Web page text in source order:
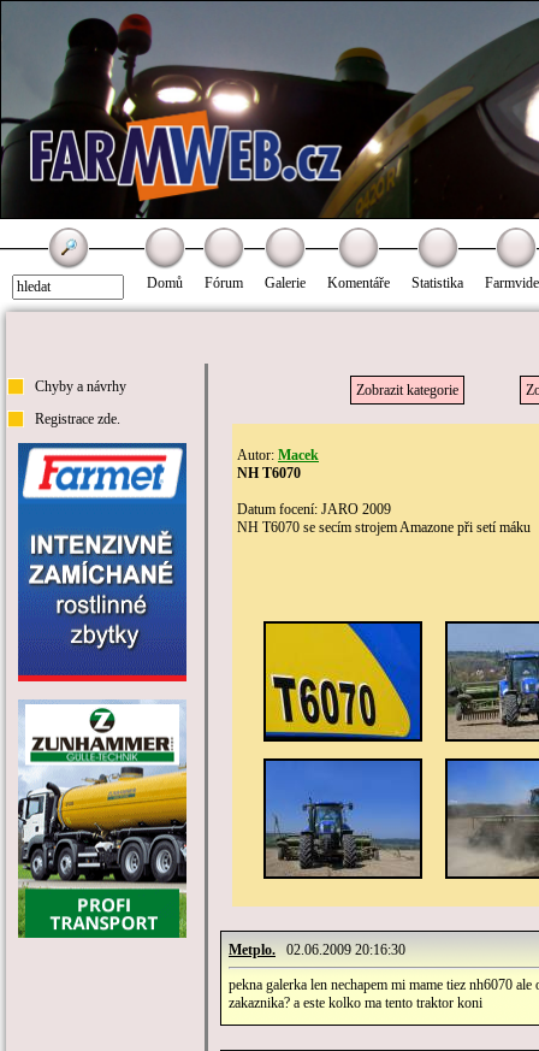
Domů Fórum Galerie Komentáře Statistika
Chyby a návrhy
Registrace zde.
Zobrazit kategorie
Autor: Macek
NH T6070
Datum focení: JARO 2009
NH T6070 se secím strojem Amazone při setí máku
Metplo. 02.06.2009 20:16:30
pekna galerka len nechapem mi mame tiez nh6070
zakaznika? a este kolko ma tento traktor koni